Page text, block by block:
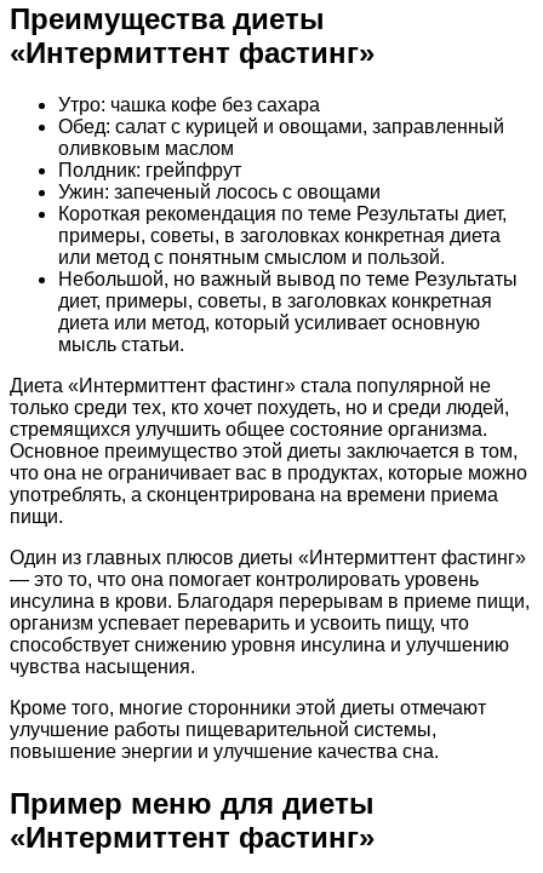
Преимущества диеты
«Интермиттент фастинг»
Утро: чашка кофе без сахара
Обед: салат с курицей и овощами, заправленный
оливковым маслом
Полдник: грейпфрут
Ужин: запеченый лосось с овощами
Короткая рекомендация по теме Результаты диет,
примеры, советы, в заголовках конкретная диета
или метод с понятным смыслом и пользой.
Небольшой, но важный вывод по теме Результаты
диет, примеры, советы, в заголовках конкретная
диета или метод, который усиливает основную
мысль статьи.
Диета «Интермиттент фастинг» стала популярной не
только среди тех, кто хочет похудеть, но и среди людей,
стремящихся улучшить общее состояние организма.
Основное преимущество этой диеты заключается в том,
что она не ограничивает вас в продуктах, которые можно
употреблять, а сконцентрирована на времени приема
пищи.
Один из главных плюсов диеты «Интермиттент фастинг»
— это то, что она помогает контролировать уровень
инсулина в крови. Благодаря перерывам в приеме пищи,
организм успевает переварить и усвоить пищу, что
способствует снижению уровня инсулина и улучшению
чувства насыщения.
Кроме того, многие сторонники этой диеты отмечают
улучшение работы пищеварительной системы,
повышение энергии и улучшение качества сна.
Пример меню для диеты
«Интермиттент фастинг»